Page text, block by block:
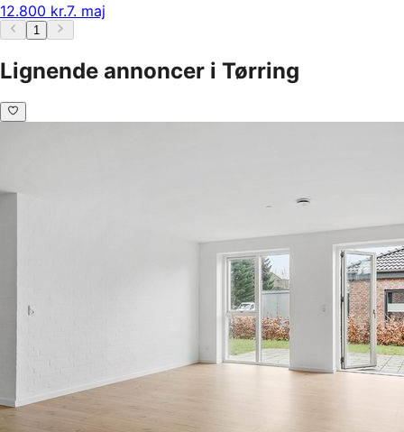
12.800 kr.7. maj
1
Lignende annoncer i Tørring